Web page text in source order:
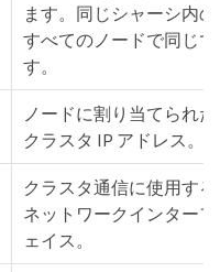
ます。同じシャーシ内の
すべてのノードで同じで
す。
ノードに割り当てられた
クラスタ IP アドレス。
クラスタ通信に使用する
ネットワークインターフ
ェイス。